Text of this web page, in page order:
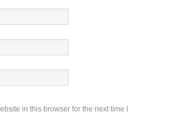
in this browser for the next time I